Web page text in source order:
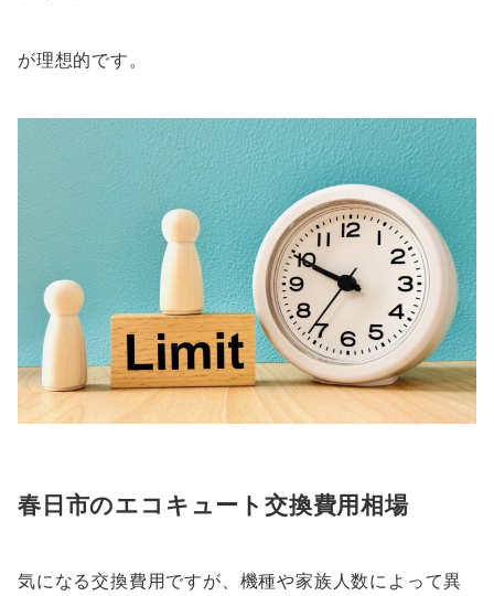
が理想的です。
春日市のエコキュート交換費用相場
気になる交換費用ですが、機種や家族人数によって異